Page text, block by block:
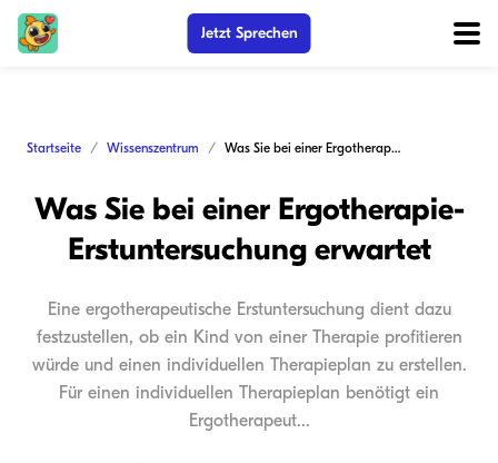
Jetzt Sprechen
Startseite Wissenszentrum Was Sie bei einer Ergotherapie-Erstuntersuchung erwartet
Was Sie bei einer Ergotherapie-
Erstuntersuchung erwartet
Eine ergotherapeutische Erstuntersuchung dient dazu
festzustellen, ob ein Kind von einer Therapie profitieren
würde und einen individuellen Therapieplan zu erstellen.
Für einen individuellen Therapieplan benötigt ein
Ergotherapeut...